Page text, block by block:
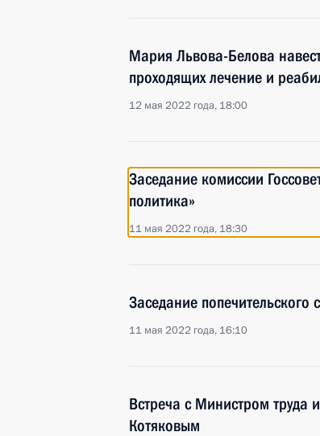
Мария Львова-Белова
проходящих лечение и
12 мая 2022 года, 18:00
Заседание комиссии
политика»
11 мая 2022 года, 18:30
Заседание попечительского
11 мая 2022 года, 16:10
Встреча с Министром труда
Котяковым